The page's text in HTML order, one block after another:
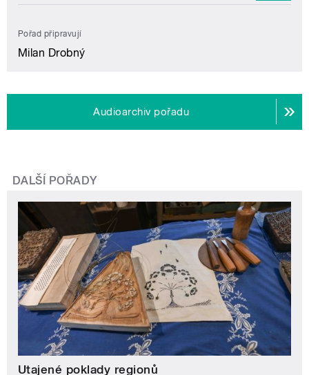
Pořad připravují
Milan Drobný
Audioarchiv pořadu
DALŠÍ POŘADY
Utajené poklady regionů